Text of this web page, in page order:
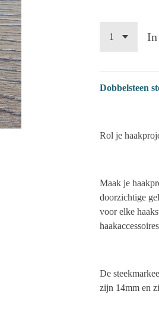
In
Dobbelsteen
Rol je
Maak je
doorzichtige
voor elke
De
zijn 14mm en